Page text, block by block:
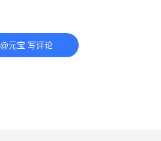
@元宝 写评论